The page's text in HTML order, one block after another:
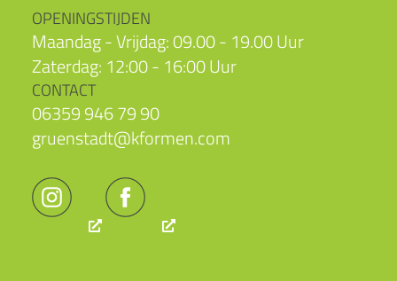
OPENINGSTIJDEN
Maandag - Vrijdag: 09.00 - 19.00 Uur
Zaterdag: 12:00 - 16:00 Uur
CONTACT
06359 946 79 90
gruenstadt@kformen.com